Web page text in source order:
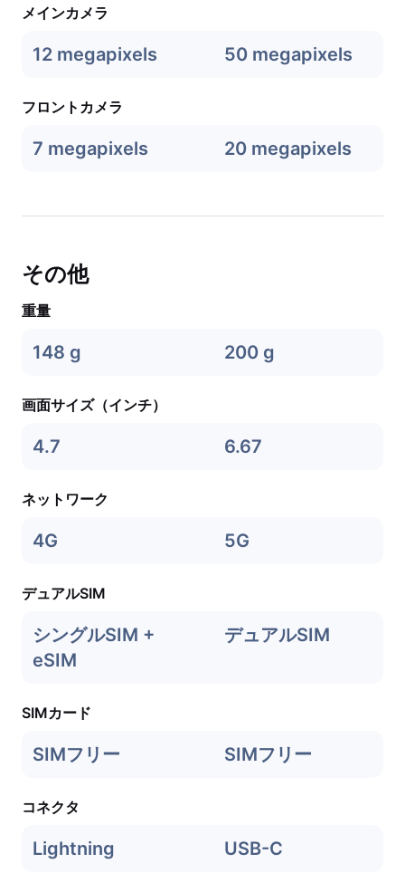
メインカメラ
12 megapixels 50 megapixels
フロントカメラ
7 megapixels 20 megapixels
その他
重量
148 g 200 g
画面サイズ（インチ）
4.7 6.67
ネットワーク
4G 5G
デュアルSIM
シングルSIM +
eSIM
デュアルSIM
SIMカード
SIMフリー SIMフリー
コネクタ
Lightning USB-C